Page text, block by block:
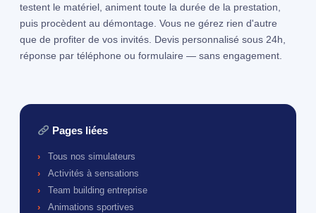
testent le matériel, animent toute la durée de la prestation,
puis procèdent au démontage. Vous ne gérez rien d'autre
que de profiter de vos invités. Devis personnalisé sous 24h,
réponse par téléphone ou formulaire — sans engagement.
Pages liées
Tous nos simulateurs
Activités à sensations
Team building entreprise
Animations sportives